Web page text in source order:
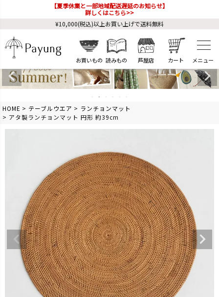
【夏季休業と一部地域配送遅延のお知らせ】
詳しくはこちら>>
¥10,000(税込)以上お買い上げで送料無料
お買いもの 読みもの 芦屋店 カート
HOME テーブルウエア
ランチョンマット
アタ製ランチョンマット 円形 約39cm